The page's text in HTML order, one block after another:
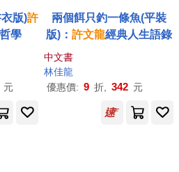
版)許
學
元
兩個餌只釣一條魚(平裝
版)： 許文龍經典人生語錄
中文書
林佳龍
優惠價: 9 折, 342 元